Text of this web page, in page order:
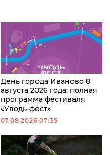
День города Иваново 8
августа 2026 года: полная
программа фестиваля
«Уводь-фест»
07.08.2026 07:35